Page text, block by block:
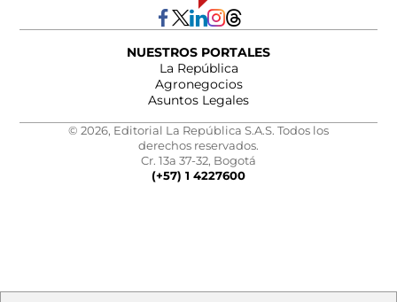
NUESTROS PORTALES
La República
Agronegocios
Asuntos Legales
© 2026, Editorial La República S.A.S. Todos los
derechos reservados.
Cr. 13a 37-32, Bogotá
(+57) 1 4227600